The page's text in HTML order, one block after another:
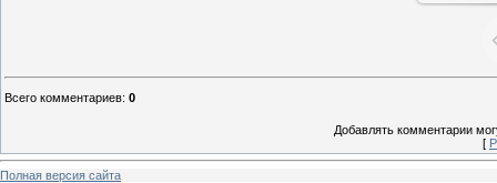
Всего комментариев: 0
Добавлять комментарии
[
Полная версия сайта